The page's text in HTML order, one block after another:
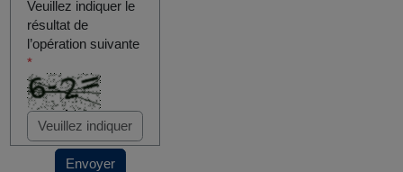
Veuillez indiquer le
résultat de
l’opération suivante
*
Envoyer